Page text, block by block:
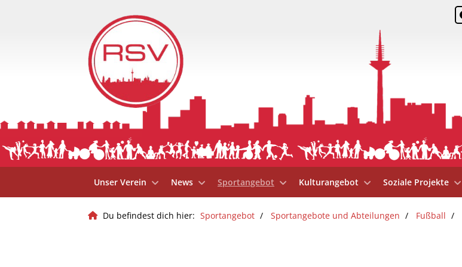
Unser Verein News Sportangebot Kulturangebot Soziale Projekte
Du befindest dich hier: Sportangebot Sportangebote und Abteilungen Fußball